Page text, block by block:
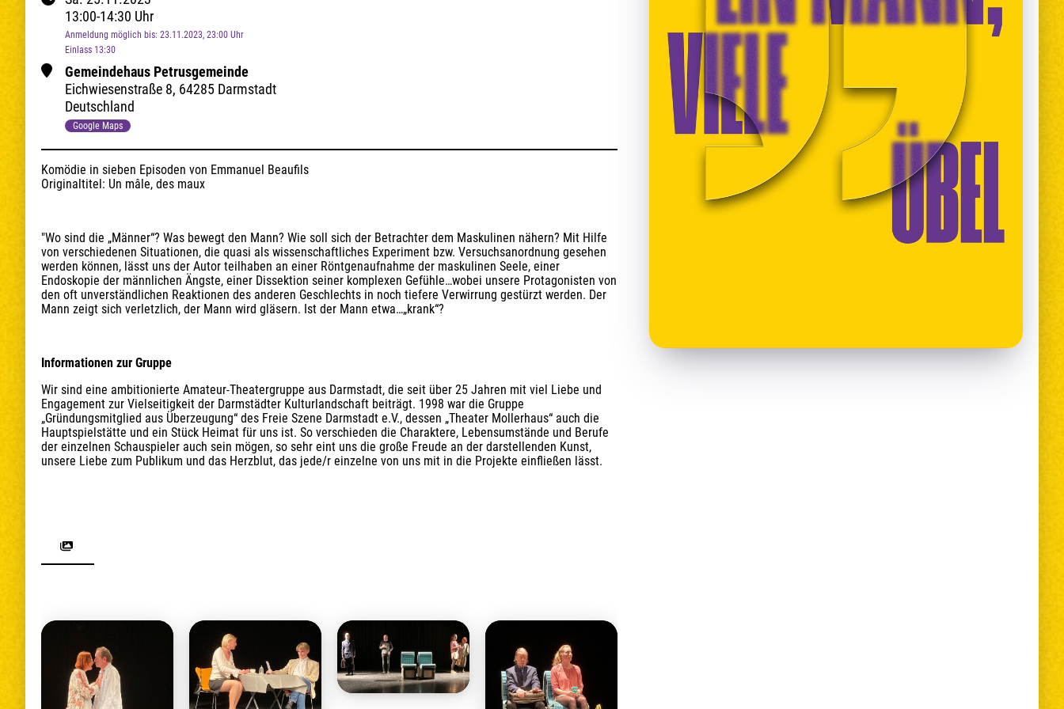
13:00-14:30 Uhr
Anmeldung möglich bis: 23.11.2023, 23:00 Uhr
Einlass 13:30
Gemeindehaus Petrusgemeinde
Eichwiesenstraße 8, 64285 Darmstadt
Deutschland
Google Maps
Komödie in sieben Episoden von Emmanuel Beaufils
Originaltitel: Un mâle, des maux
"Wo sind die „Männer“? Was bewegt den Mann? Wie soll sich der Betrachter dem Maskulinen nähern? Mit Hilfe
von verschiedenen Situationen, die quasi als wissenschaftliches Experiment bzw. Versuchsanordnung gesehen
werden können, lässt uns der Autor teilhaben an einer Röntgenaufnahme der maskulinen Seele, einer
Endoskopie der männlichen Ängste, einer Dissektion seiner komplexen Gefühle…wobei unsere Protagonisten von
den oft unverständlichen Reaktionen des anderen Geschlechts in noch tiefere Verwirrung gestürzt werden. Der
Mann zeigt sich verletzlich, der Mann wird gläsern. Ist der Mann etwa…„krank“?
Informationen zur Gruppe
Wir sind eine ambitionierte Amateur-Theatergruppe aus Darmstadt, die seit über 25 Jahren mit viel Liebe und
Engagement zur Vielseitigkeit der Darmstädter Kulturlandschaft beiträgt. 1998 war die Gruppe
„Gründungsmitglied aus Überzeugung“ des Freie Szene Darmstadt e.V., dessen „Theater Mollerhaus“ auch die
Hauptspielstätte und ein Stück Heimat für uns ist. So verschieden die Charaktere, Lebensumstände und Berufe
der einzelnen Schauspieler auch sein mögen, so sehr eint uns die große Freude an der darstellenden Kunst,
unsere Liebe zum Publikum und das Herzblut, das jede/r einzelne von uns mit in die Projekte einfließen lässt.